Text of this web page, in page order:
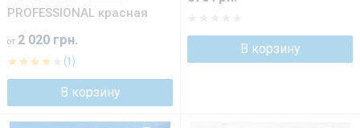
PROFESSIONAL красная
от 2 020 грн.
(1)
В корзину
В корзину